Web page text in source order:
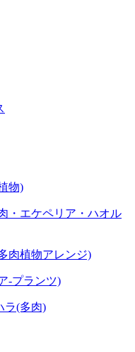
物)
・エケペリア・ハオル
肉植物アレンジ)
-プランツ)
ラ(多肉)